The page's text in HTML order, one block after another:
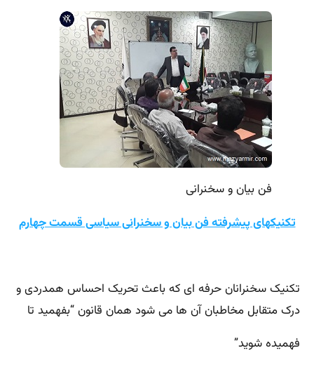
فن بیان و سخنرانی
تکنیکهای پیشرفته فن بیان و سخنرانی سیاسی قسمت چهارم
تکنیک سخنرانان حرفه ای که باعث تحریک احساس همدردی و
درک متقابل مخاطبان آن ها می شود همان قانون “بفهمید تا
فهمیده شوید”